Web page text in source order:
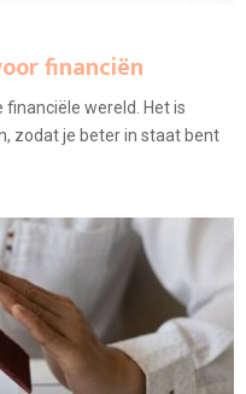
financiën
financiële wereld. Het is
zodat je beter in staat bent